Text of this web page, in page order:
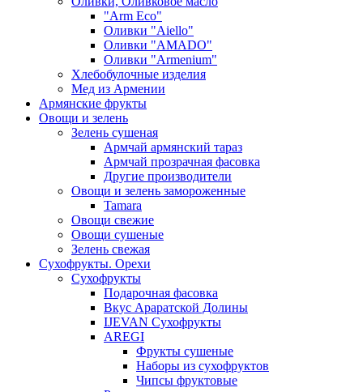
"Arm Eco"
Оливки "Aiello"
Оливки "AMADO"
Оливки "Armenium"
Хлебобулочные изделия
Мед из Армении
Армянские фрукты
Овощи и зелень
Зелень сушеная
Армчай армянский тараз
Армчай прозрачная фасовка
Другие производители
Овощи и зелень замороженные
Tamara
Овощи свежие
Овощи сушеные
Зелень свежая
Сухофрукты. Орехи
Сухофрукты
Подарочная фасовка
Вкус Араратской Долины
IJEVAN Сухофрукты
AREGI
Фрукты сушеные
Наборы из сухофруктов
Чипсы фруктовые